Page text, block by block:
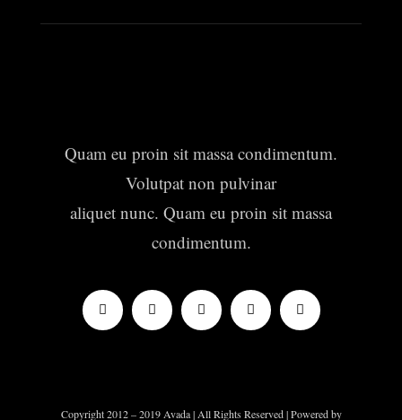
Quam eu proin sit massa condimentum.
Volutpat non pulvinar
aliquet nunc. Quam eu proin sit massa
condimentum.
Copyright 2012 – 2019 Avada | All Rights Reserved | Powered by